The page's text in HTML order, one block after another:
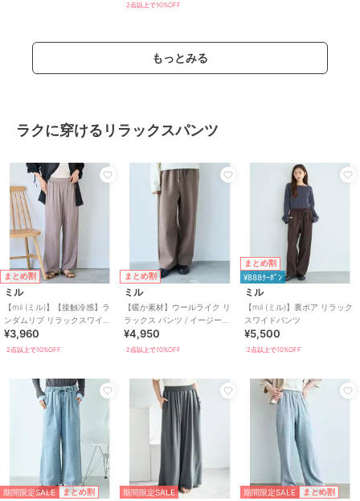
2点以上で10%OFF
もっとみる
ラクに穿けるリラックスパンツ
まとめ割
ミル
【mil (ミル)】【接触冷感】ラ
ンダムリブ リラックスワイド
パンツ
¥3,960
2点以上で10%OFF
まとめ割
ミル
【暖か素材】ウールライク リ
ラックス パンツ / イージーパ
ンツ【mil (ミル)】
¥4,950
2点以上で10%OFF
まとめ割
¥888ｸｰﾎﾟﾝ
ミル
【mil (ミル)】裏ボア リラック
スワイドパンツ
¥5,500
2点以上で10%OFF
期間限定SALE まとめ割 期間限定SALE 期間限定SALE まとめ割